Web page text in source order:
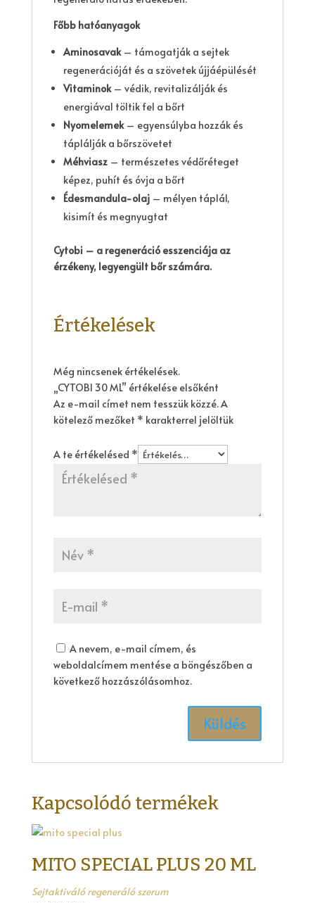
Főbb hatóanyagok
Aminosavak– támogatják a sejtek
regenerációját és a szövetek újjáépülését
Vitaminok– védik, revitalizálják és
energiával töltik fel a bőrt
Nyomelemek– egyensúlyba hozzák és
táplálják a bőrszövetet
Méhviasz– természetes védőréteget
képez, puhít és óvja a bőrt
Édesmandula-olaj– mélyen táplál,
kisimít és megnyugtat
Cytobi – a regeneráció esszenciája az
érzékeny, legyengült bőr számára.
Értékelések
Még nincsenek értékelések.
„CYTOBI 30 ML” értékelése elsőként
Az e-mail címet nem tesszük közzé.A
kötelező mezőket * karakterrel jelöltük
A te értékelésed *
A nevem, e-mail címem, és
weboldalcímem mentése a böngészőben a
következő hozzászólásomhoz.
Kapcsolódó termékek
MITO SPECIAL PLUS 20 ML
Sejtaktiváló regeneráló szerum